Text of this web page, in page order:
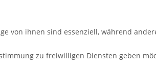
von ihnen sind essenziell, während
zu freiwilligen Diensten geben